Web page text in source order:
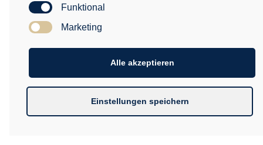
Funktional
Marketing
Alle akzeptieren
Einstellungen speichern